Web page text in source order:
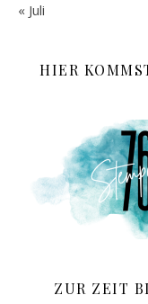
« Juli
HIER
ZUR ZEIT